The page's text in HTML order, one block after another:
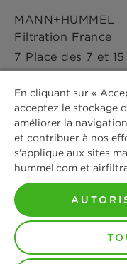
Sites
Mentions
LinkedIn
MANN+HUMMEL
Filtration France
7 Place des 7 et
4ème étage
53000 Laval
Téléphone: +33 2
Contactez-nous
© Copyright 2021-
les textes,
protégés par le droit
reproduction, la
En cliquant sur «
acceptez le stockage
améliorer la
et contribuer à nos
s'applique aux sites
hummel.com et